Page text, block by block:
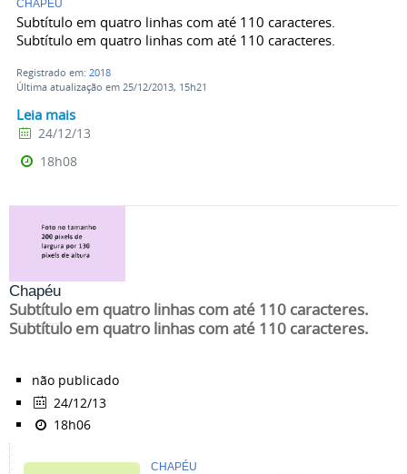
CHAPÉU
Subtítulo em quatro linhas com até 110 caracteres.
Subtítulo em quatro linhas com até 110 caracteres.
Registrado em: 2018
Última atualização em 25/12/2013, 15h21
Leia mais
24/12/13
18h08
Chapéu
Subtítulo em quatro linhas com até 110 caracteres.
Subtítulo em quatro linhas com até 110 caracteres.
não publicado
24/12/13
18h06
CHAPÉU